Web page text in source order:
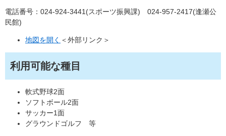
電話番号：024-924-3441(スポーツ振興課) 024-957-2417(逢瀬公
民館)
地図を開く ＜外部リンク＞
利用可能な種目
軟式野球2面
ソフトボール2面
サッカー1面
グラウンドゴルフ 等